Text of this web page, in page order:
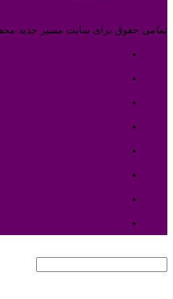
تمامی حقوق برای سایت مسیر جدید